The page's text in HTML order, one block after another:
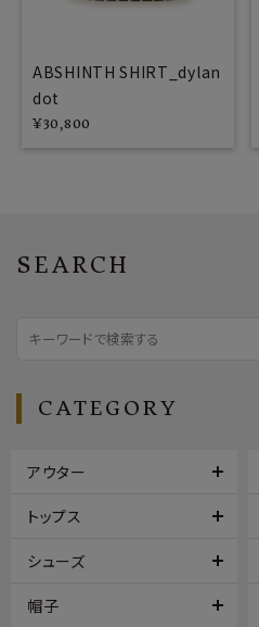
ABSHINTH SHIRT_dylan
dot
¥30,800
SEARCH
CATEGORY
アウター
トップス
シューズ
帽子